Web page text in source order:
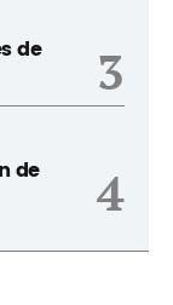
de
3
de
4